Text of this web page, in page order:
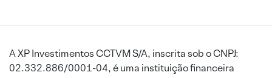
A XP Investimentos CCTVM S/A, inscrita sob o CNPJ:
02.332.886/0001-04, é uma instituição financeira